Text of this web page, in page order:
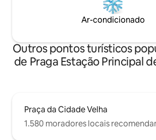
Ar-condicionado
Outros pontos turísticos
de Praga Estação Principal
Praça da Cidade Velha
1.580 moradores locais